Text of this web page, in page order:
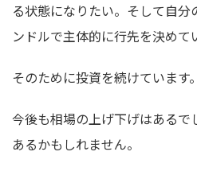
る状態になりたい。そして自
ンドルで主体的に行先を決めて
そのために投資を続けています。
今後も相場の上げ下げはあるで
あるかもしれません。